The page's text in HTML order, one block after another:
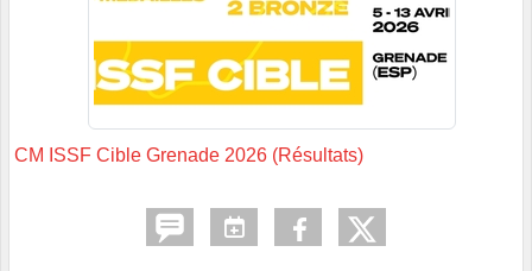
CM ISSF Cible Grenade 2026 (Résultats)